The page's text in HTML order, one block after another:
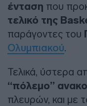
ένταση που
τελικό της
παράγοντες του
Ολυμπιακού.
Τελικά, ύστερα
“πόλεμο”
πλευρών, και με